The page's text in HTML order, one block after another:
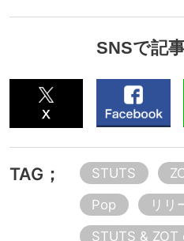
SNSで記
TAG； STUTS
Pop
リリ
STUTS & ZOT